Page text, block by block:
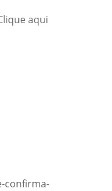
aqui
confirma-